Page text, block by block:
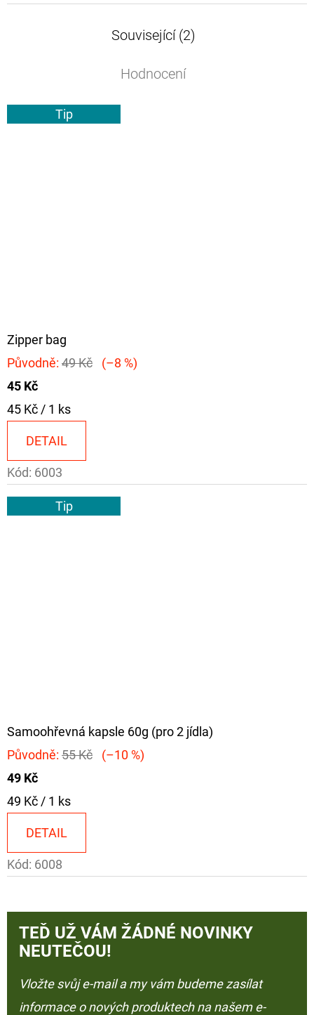
Související (2)
Hodnocení
Tip
Zipper bag
Původně: 49 Kč
(–8 %)
45 Kč
Měrná
45 Kč / 1 ks
DETAIL
Kód: 6003
Tip
Samoohřevná kapsle 60g (pro 2 jídla)
Původně: 55 Kč
(–10 %)
49 Kč
Měrná
49 Kč / 1 ks
DETAIL
Kód: 6008
TEĎ UŽ VÁM ŽÁDNÉ NOVINKY
NEUTEČOU!
Vložte svůj e-mail a my vám budeme zasílat
informace o nových produktech na našem e-